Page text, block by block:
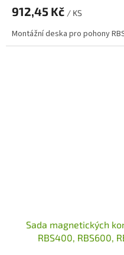
912,45 Kč / KS
Montážní deska pro pohony
Sada magnetických
RBS400, RBS600,